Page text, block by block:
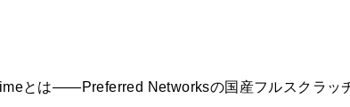
とは——Preferred Networksの国産フルスクラッ